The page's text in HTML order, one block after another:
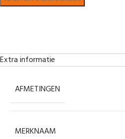
Extra informatie
AFMETINGEN
MERKNAAM